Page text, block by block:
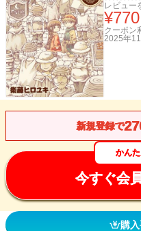
レビュー
¥770
クーポン
2025年
新規登録で
かん
今すぐ会
購